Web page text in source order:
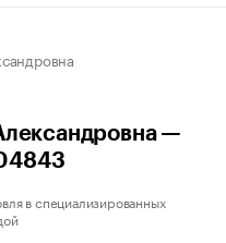
—
в специализированных